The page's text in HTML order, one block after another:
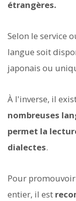
étrangères.
Selon le service
langue soit
japonais ou
À l'inverse, il
nombreuses
permet la
dialectes.
Pour
entier, il est